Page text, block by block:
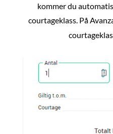
kommer du
courtageklass. På